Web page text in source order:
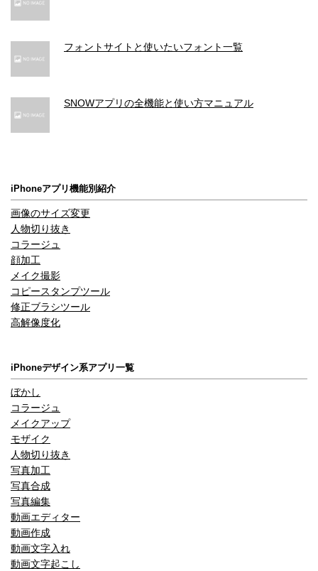
フォントサイトと使いたいフォント一覧
SNOWアプリの全機能と使い方マニュアル
iPhoneアプリ機能別紹介
画像のサイズ変更
人物切り抜き
コラージュ
顔加工
メイク撮影
コピースタンプツール
修正ブラシツール
高解像度化
iPhoneデザイン系アプリ一覧
ぼかし
コラージュ
メイクアップ
モザイク
人物切り抜き
写真加工
写真合成
写真編集
動画エディター
動画作成
動画文字入れ
動画文字起こし